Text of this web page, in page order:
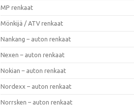
MP renkaat
Mönkijä / ATV renkaat
Nankang – auton renkaat
Nexen – auton renkaat
Nokian – auton renkaat
Nordexx – auton renkaat
Norrsken – auton renkaat